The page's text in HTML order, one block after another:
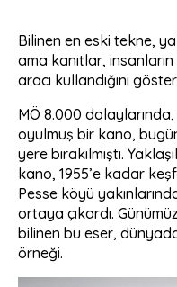
Bilinen en eski tekne,
ama kanıtlar,
aracı kullandığını
MÖ 8.000
oyulmuş bir kano,
yere bırakılmıştı.
kano, 1955’e kadar
Pesse köyü
ortaya çıkardı.
bilinen bu eser,
örneği.